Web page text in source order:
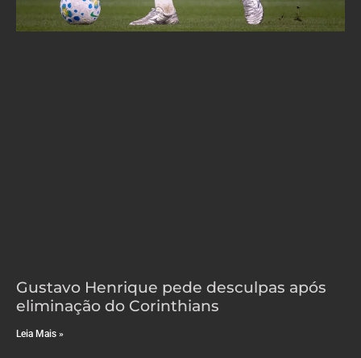
Gustavo Henrique pede desculpas após
eliminação do Corinthians
Leia Mais »